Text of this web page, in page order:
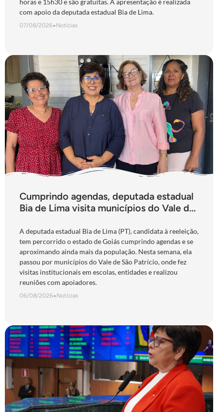
com apoio da deputada estadual Bia de Lima.
07/08/2026•Notícias
Cumprindo agendas, deputada estadual
Bia de Lima visita municípios do Vale do
A deputada estadual Bia de Lima (PT), candidata à reeleição,
tem percorrido o estado de Goiás cumprindo agendas e se
aproximando ainda mais da população. Nesta semana, ela
passou por municípios do Vale de São Patrício, onde fez
visitas institucionais em escolas, entidades e realizou
reuniões com apoiadores.
06/08/2026•Notícias